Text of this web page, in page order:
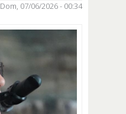
Dom, 07/06/2026 - 00:34